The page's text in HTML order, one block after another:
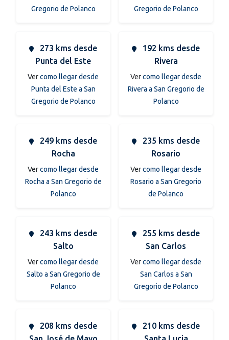
Gregorio de Polanco
Gregorio de Polanco
273 kms desde
Punta del Este
Vercomo llegar desde
Punta del Este a San
Gregorio de Polanco
192 kms desde
Rivera
Vercomo llegar desde
Rivera a San Gregorio de
Polanco
249 kms desde
Rocha
Vercomo llegar desde
Rocha a San Gregorio de
Polanco
235 kms desde
Rosario
Vercomo llegar desde
Rosario a San Gregorio
de Polanco
243 kms desde
Salto
Vercomo llegar desde
Salto a San Gregorio de
Polanco
255 kms desde
San Carlos
Vercomo llegar desde
San Carlos a San
Gregorio de Polanco
208 kms desde
210 kms desde